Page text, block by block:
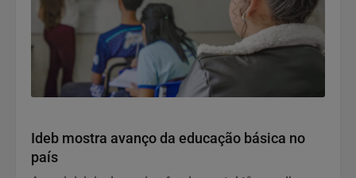
Ideb mostra avanço da educação básica no
país